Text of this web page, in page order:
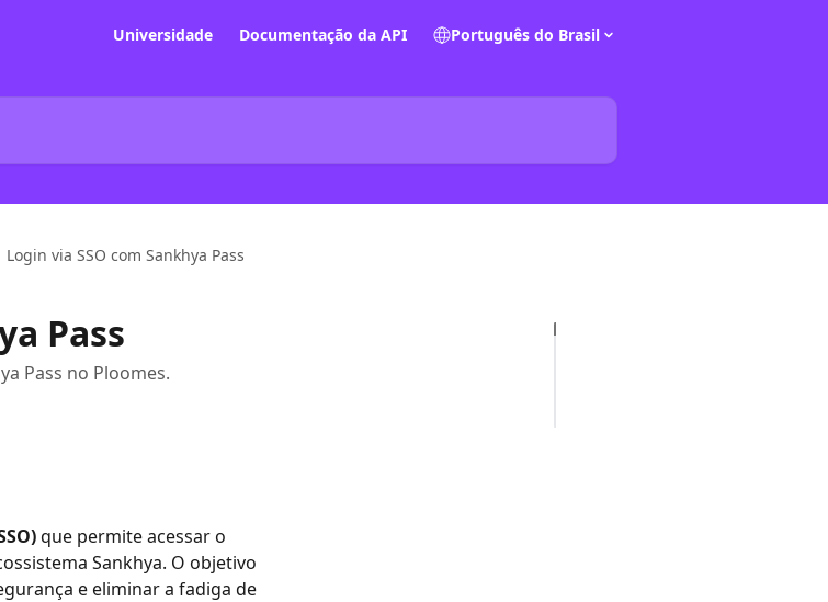
Universidade Documentação da API Português do Brasil
Login via SSO com Sankhya Pass
Pass
Pass no Ploomes.
que permite acessar o
Sankhya. O objetivo
e eliminar a fadiga de